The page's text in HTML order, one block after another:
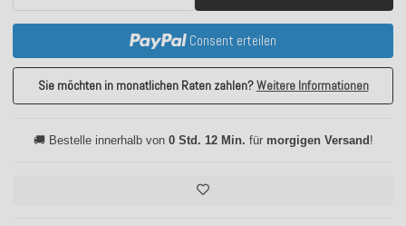
Consent erteilen
Sie möchten in monatlichen Raten zahlen?Weitere Informationen
🚚 Bestelle innerhalb von 0 Std. 12 Min. für morgigen Versand!